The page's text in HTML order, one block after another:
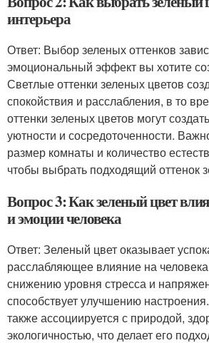
интерьера
Ответ: Выбор зеленых оттенков
эмоциональный эффект вы хотите
Светлые оттенки зеленых цветов
спокойствия и расслабления, в то
оттенки зеленых цветов могут
уютности и сосредоточенности.
размер комнаты и количество
чтобы выбрать подходящий оттенок
Вопрос 3: Как зеленый цвет
и эмоции человека
Ответ: Зеленый цвет оказывает
расслабляющее влияние на
снижению уровня стресса и
способствует улучшению
также ассоциируется с природой,
экологичностью, что делает его